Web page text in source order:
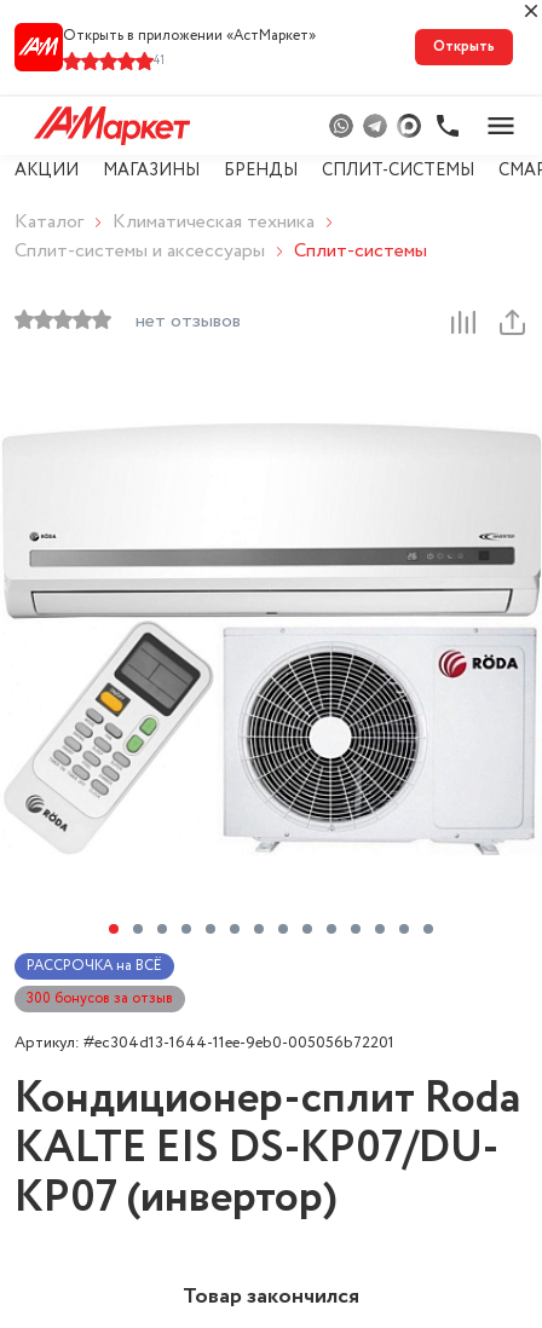
Открыть в приложении «АстМарке‪т‬»
41
Открыть
АКЦИИ МАГАЗИНЫ БРЕНДЫ СПЛИТ-СИСТЕМЫ
Каталог
Климатическая техника
Сплит-системы и аксессуары
Сплит-системы
нет отзывов
РАССРОЧКА на ВСЁ
300 бонусов за отзыв
Артикул: #ec304d13-1644-11ee-9eb0-005056b72201
Кондиционер-сплит Roda
KALTE EIS DS-KP07/DU-
KP07 (инвертор)
Товар закончился